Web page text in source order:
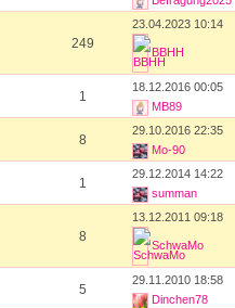
249
23.04.2023 10:14
BBHH
1
18.12.2016 00:05
MB89
8
29.10.2016 22:35
Mo-90
1
29.12.2014 14:22
summan
8
13.12.2011 09:18
SchwaMo
5
29.11.2010 18:58
Dinchen78